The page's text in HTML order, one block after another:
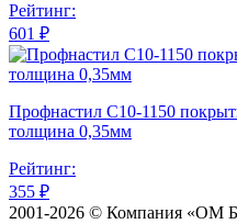
Рейтинг:
601 ₽
Профнастил С10-1150
толщина 0,35мм
Рейтинг:
355 ₽
2001-2026 © Компания «ОМ